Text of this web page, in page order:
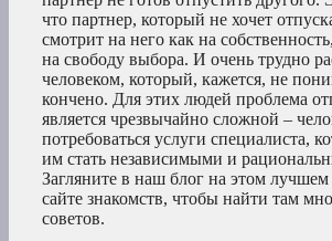
что партнер, который не хочет
смотрит на него как на
на свободу выбора. И очень трудно
человеком, который, кажется, не
кончено. Для этих людей проблема
является чрезвычайно сложной –
потребоваться услуги специалиста,
им стать независимыми и
Загляните в наш блог на этом
сайте знакомств, чтобы найти там
советов.